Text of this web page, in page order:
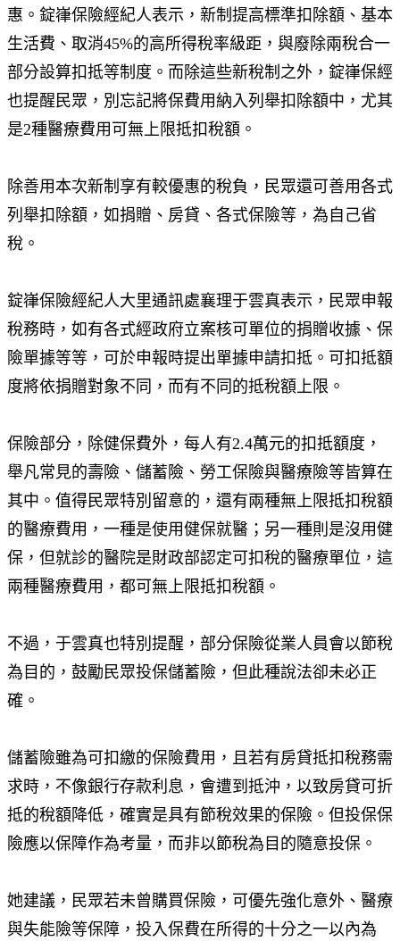
惠。錠嵂保險經紀人表示，新制提高標準扣除額、基本
生活費、取消45%的高所得稅率級距，與廢除兩稅合一
部分設算扣抵等制度。而除這些新稅制之外，錠嵂保經
也提醒民眾，別忘記將保費用納入列舉扣除額中，尤其
是2種醫療費用可無上限抵扣稅額。
除善用本次新制享有較優惠的稅負，民眾還可善用各式
列舉扣除額，如捐贈、房貸、各式保險等，為自己省
稅。
錠嵂保險經紀人大里通訊處襄理于雲真表示，民眾申報
稅務時，如有各式經政府立案核可單位的捐贈收據、保
險單據等等，可於申報時提出單據申請扣抵。可扣抵額
度將依捐贈對象不同，而有不同的抵稅額上限。
保險部分，除健保費外，每人有2.4萬元的扣抵額度，
舉凡常見的壽險、儲蓄險、勞工保險與醫療險等皆算在
其中。值得民眾特別留意的，還有兩種無上限抵扣稅額
的醫療費用，一種是使用健保就醫；另一種則是沒用健
保，但就診的醫院是財政部認定可扣稅的醫療單位，這
兩種醫療費用，都可無上限抵扣稅額。
不過，于雲真也特別提醒，部分保險從業人員會以節稅
為目的，鼓勵民眾投保儲蓄險，但此種說法卻未必正
確。
儲蓄險雖為可扣繳的保險費用，且若有房貸抵扣稅務需
求時，不像銀行存款利息，會遭到抵沖，以致房貸可折
抵的稅額降低，確實是具有節稅效果的保險。但投保保
險應以保障作為考量，而非以節稅為目的隨意投保。
她建議，民眾若未曾購買保險，可優先強化意外、醫療
與失能險等保障，投入保費在所得的十分之一以內為